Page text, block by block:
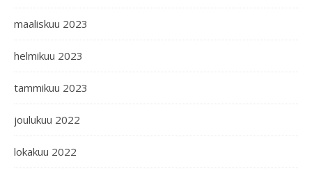
maaliskuu 2023
helmikuu 2023
tammikuu 2023
joulukuu 2022
lokakuu 2022